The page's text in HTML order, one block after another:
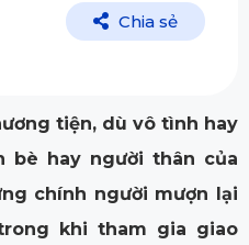
Chia sẻ
tiện, dù vô tình hay
bè hay người thân của
chính người mượn lại
khi tham gia giao